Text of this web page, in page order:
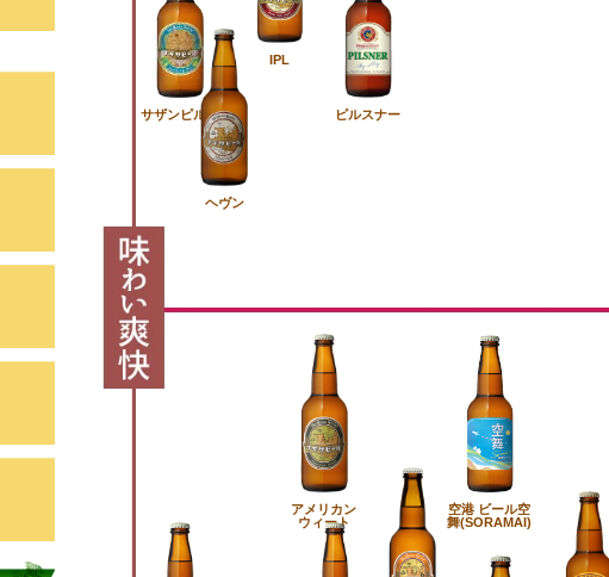
アメリカン
ウィート
ヘヴン
ピルスナー
空港 ビール空
舞(SORAMAI)
サザンピルス
IPL